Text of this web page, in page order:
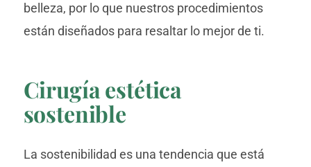
belleza, por lo que nuestros procedimientos
están diseñados para resaltar lo mejor de ti.
Cirugía estética
sostenible
La sostenibilidad es una tendencia que está